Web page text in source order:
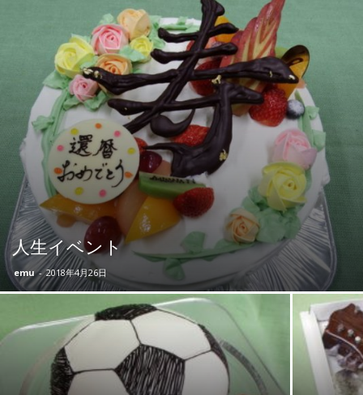
の
ケ
ー
キ・
人生イベント
emu - 2018年4月26日